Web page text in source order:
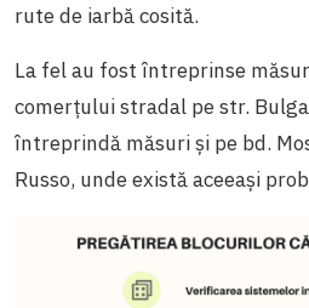
rute de iarbă cosită.
La fel au fost întreprinse
comerțului stradal pe str.
întreprindă măsuri și pe bd.
Russo, unde există aceeași